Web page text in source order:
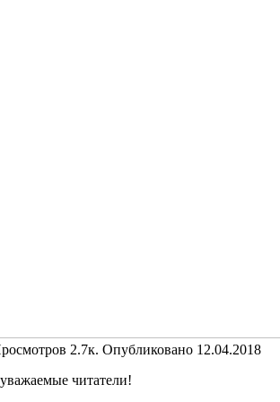
2.7к. Опубликовано 12.04.2018
читатели!